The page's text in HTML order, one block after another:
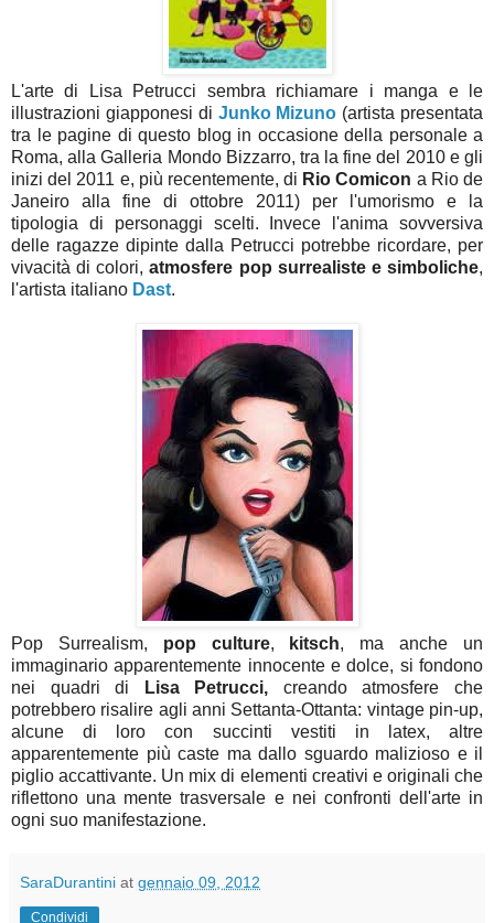
L'arte di Lisa Petrucci sembra richiamare i manga e le
illustrazioni giapponesi di Junko Mizuno (artista presentata
tra le pagine di questo blog in occasione della personale a
Roma, alla Galleria Mondo Bizzarro, tra la fine del 2010 e gli
inizi del 2011 e, più recentemente, di Rio Comicon a Rio de
Janeiro alla fine di ottobre 2011) per l'umorismo e la
tipologia di personaggi scelti. Invece l'anima sovversiva
delle ragazze dipinte dalla Petrucci potrebbe ricordare, per
vivacità di colori,atmosfere pop surrealiste e simboliche,
l'artista italiano Dast.
Pop Surrealism, pop culture, kitsch, ma anche un
immaginario apparentemente innocente e dolce, si fondono
nei quadri di
Lisa Petrucci, creando atmosfere che
potrebbero risalire agli anni Settanta-Ottanta: vintage pin-up,
alcune di loro con succinti vestiti in latex, altre
apparentemente più caste ma dallo sguardo malizioso e il
piglio accattivante. Un mix di elementi creativi e originali che
riflettono una mente trasversale e nei confronti dell'arte in
ogni suo manifestazione.
SaraDurantini at gennaio 09, 2012
Condividi